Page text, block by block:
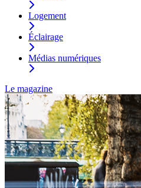
Logement
Éclairage
Médias numériques
Le magazine